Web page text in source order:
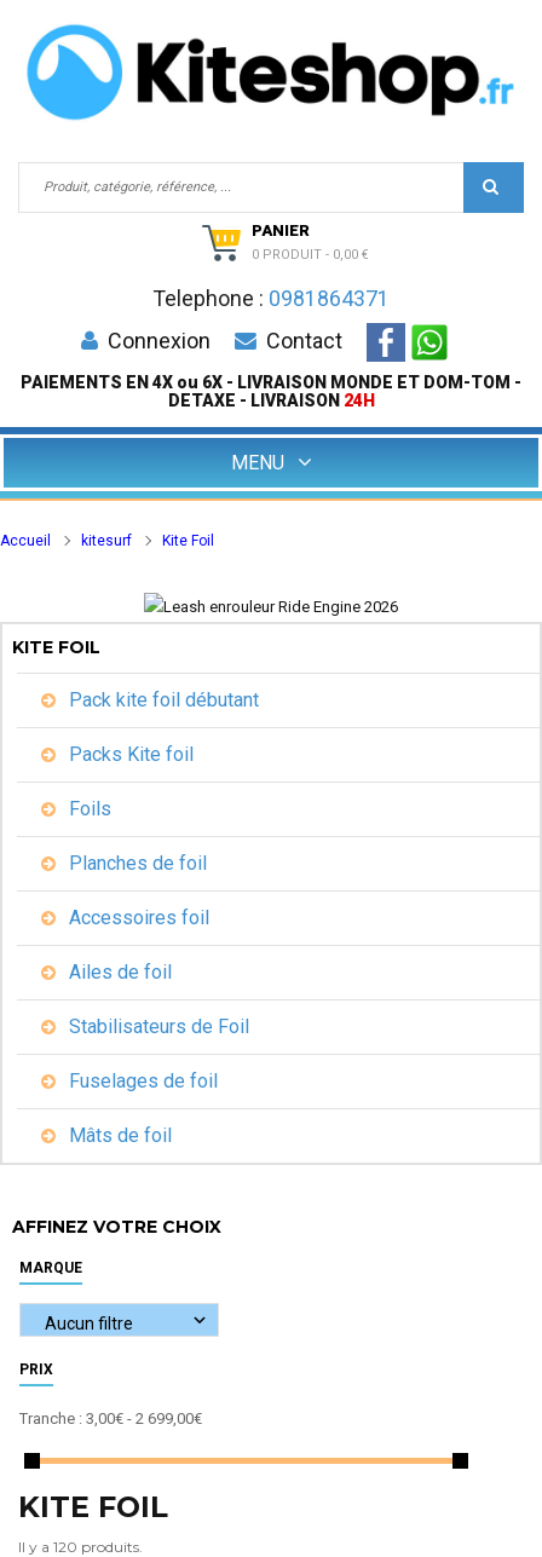
PANIER
0 PRODUIT - 0,00 €
Telephone : 0981864371
Connexion
Contact
PAIEMENTS EN 4X ou 6X - LIVRAISON MONDE ET DOM-TOM -
DETAXE - LIVRAISON 24H
MENU
Accueil kitesurf Kite Foil
KITE FOIL
Pack kite foil débutant
Packs Kite foil
Foils
Planches de foil
Accessoires foil
Ailes de foil
Stabilisateurs de Foil
Fuselages de foil
Mâts de foil
AFFINEZ VOTRE CHOIX
MARQUE
PRIX
Tranche : 3,00€ - 2 699,00€
KITE FOIL
Il y a 120 produits.